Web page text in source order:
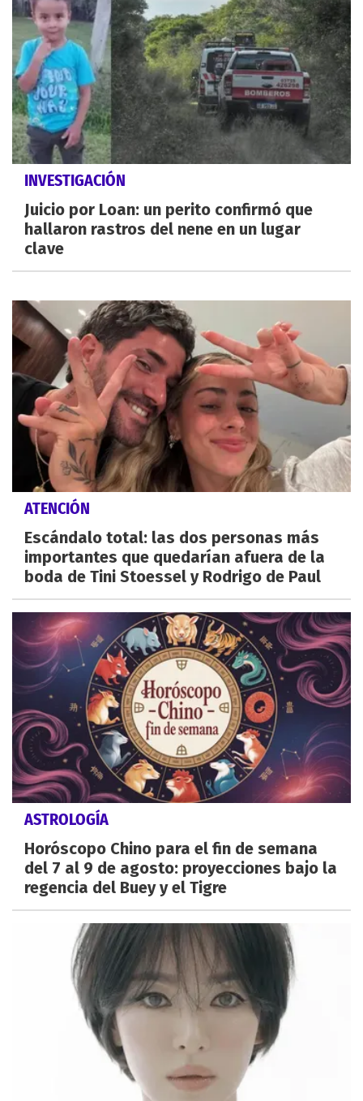
INVESTIGACIÓN
Juicio por Loan: un perito confirmó que
hallaron rastros del nene en un lugar
clave
ATENCIÓN
Escándalo total: las dos personas más
importantes que quedarían afuera de la
boda de Tini Stoessel y Rodrigo de Paul
ASTROLOGÍA
Horóscopo Chino para el fin de semana
del 7 al 9 de agosto: proyecciones bajo la
regencia del Buey y el Tigre